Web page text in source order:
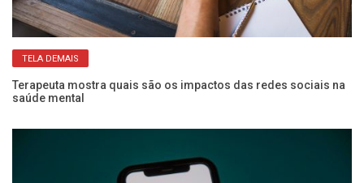
TELA DEMAIS
Terapeuta mostra quais são os impactos das redes sociais na
saúde mental